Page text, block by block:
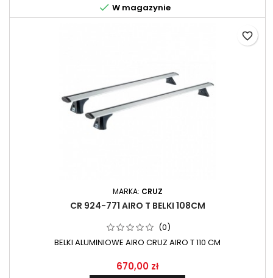
 W magazynie
MARKA: CRUZ
CR 924-771 AIRO T BELKI 108CM
(0)
BELKI ALUMINIOWE AIRO CRUZ AIRO T 110 CM
670,00 zł
favorite_border